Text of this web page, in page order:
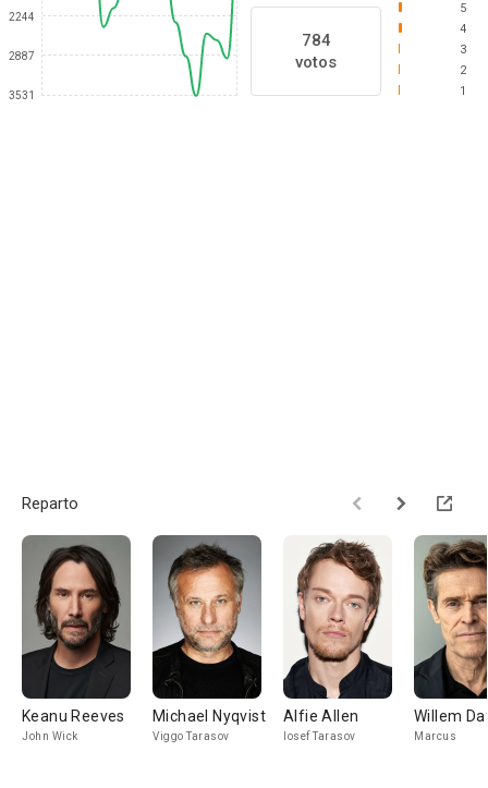
2244
2887
3531
784
votos
5
4
3
2
1
Reparto
Keanu Reeves
John Wick
Michael Nyqvist
Viggo Tarasov
Alfie Allen
Iosef Tarasov
Willem
Marcus